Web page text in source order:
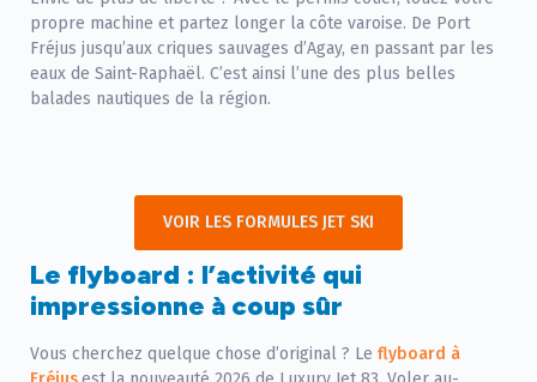
propre machine et partez longer la côte varoise. De Port
Fréjus jusqu’aux criques sauvages d’Agay, en passant par les
eaux de Saint-Raphaël. C’est ainsi l’une des plus belles
balades nautiques de la région.
VOIR LES FORMULES JET SKI
Le flyboard : l’activité qui
impressionne à coup sûr
Vous cherchez quelque chose d’original ? Le flyboard à